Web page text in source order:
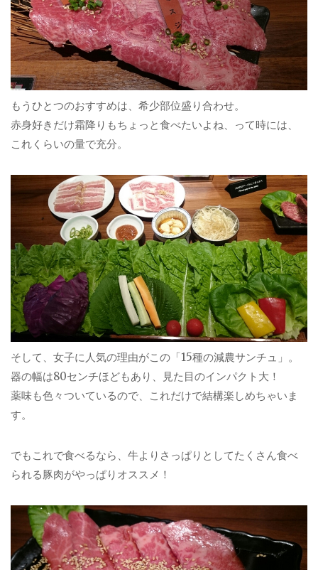
もうひとつのおすすめは、希少部位盛り合わせ。
赤身好きだけ霜降りもちょっと食べたいよね、って時には、
これくらいの量で充分。
そして、女子に人気の理由がこの「15種の減農サンチュ」。
器の幅は80センチほどもあり、見た目のインパクト大！
薬味も色々ついているので、これだけで結構楽しめちゃいま
す。
でもこれで食べるなら、牛よりさっぱりとしてたくさん食べ
られる豚肉がやっぱりオススメ！